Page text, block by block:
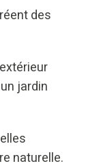
des
jardin
naturelle.